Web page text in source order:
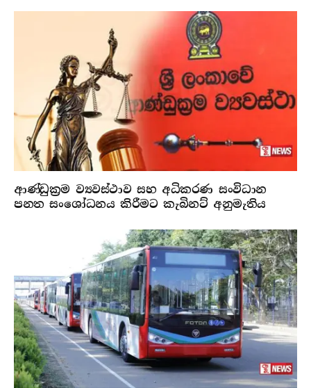
ආණ්ඩුක්‍රම ව්‍යවස්ථාව සහ අධිකරණ සංවිධාන
පනත සංශෝධනය කිරීමට කැබිනට් අනුමැතිය